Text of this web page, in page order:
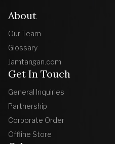
About
Our Team
Glossary
Jamtangan.com
Get In Touch
General Inquiries
Partnership
Corporate Order
Offline Store